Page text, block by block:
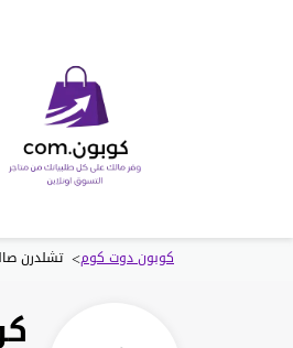
كوبون دوت كوم> تشلدرن